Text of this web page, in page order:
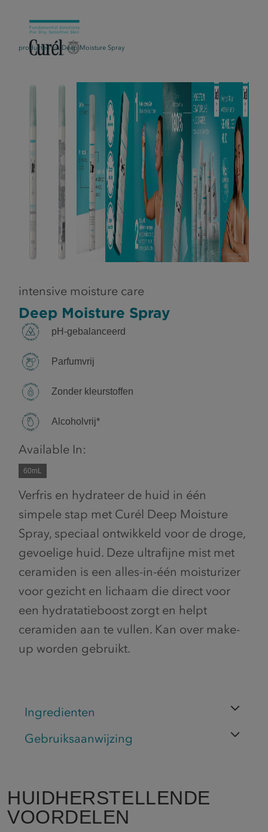
producten Deep Moisture Spray
intensive moisture care
Deep Moisture Spray
pH-gebalanceerd
Parfumvrij
Zonder kleurstoffen
Alcoholvrij*
Available In:
60mL
Verfris en hydrateer de huid in één
simpele stap met Curél Deep Moisture
Spray, speciaal ontwikkeld voor de droge,
gevoelige huid. Deze ultrafijne mist met
ceramiden is een alles-in-één moisturizer
voor gezicht en lichaam die direct voor
een hydratatieboost zorgt en helpt
ceramiden aan te vullen. Kan over make-
up worden gebruikt.
Ingredienten
Gebruiksaanwijzing
HUIDHERSTELLENDE
VOORDELEN